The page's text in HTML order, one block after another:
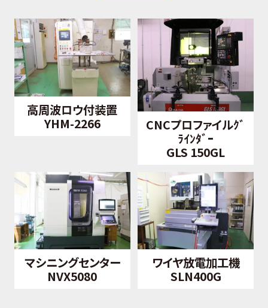
高周波ロウ付装置
YHM-2266 CNCプロファイルｸﾞ
ﾗｲﾝﾀﾞｰ
GLS 150GL
マシニングセンター
NVX5080
ワイヤ放電加工機
SLN400G